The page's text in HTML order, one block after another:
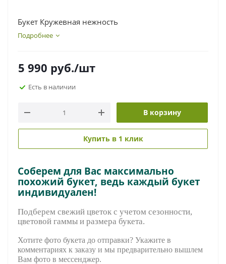
Букет Кружевная нежность
Подробнее
5 990 руб./шт
Есть в наличии
В корзину
Купить в 1 клик
Соберем для Вас максимально
похожий букет, ведь каждый букет
индивидуален!
Подберем свежий цветок с учетом сезонности,
цветовой гаммы и размера букета.
Хотите фото букета до отправки? Укажите в
комментариях к заказу и мы предварительно вышлем
Вам фото в мессенджер.